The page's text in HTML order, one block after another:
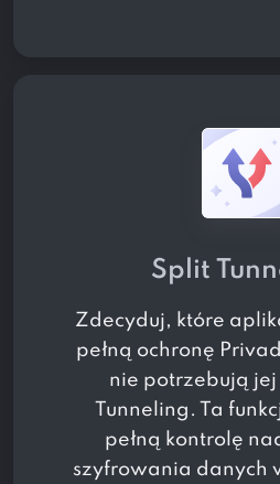
Split
Zdecyduj, które
pełną ochronę
nie potrzebują
Tunneling. Ta
pełną kontrolę
szyfrowania danych